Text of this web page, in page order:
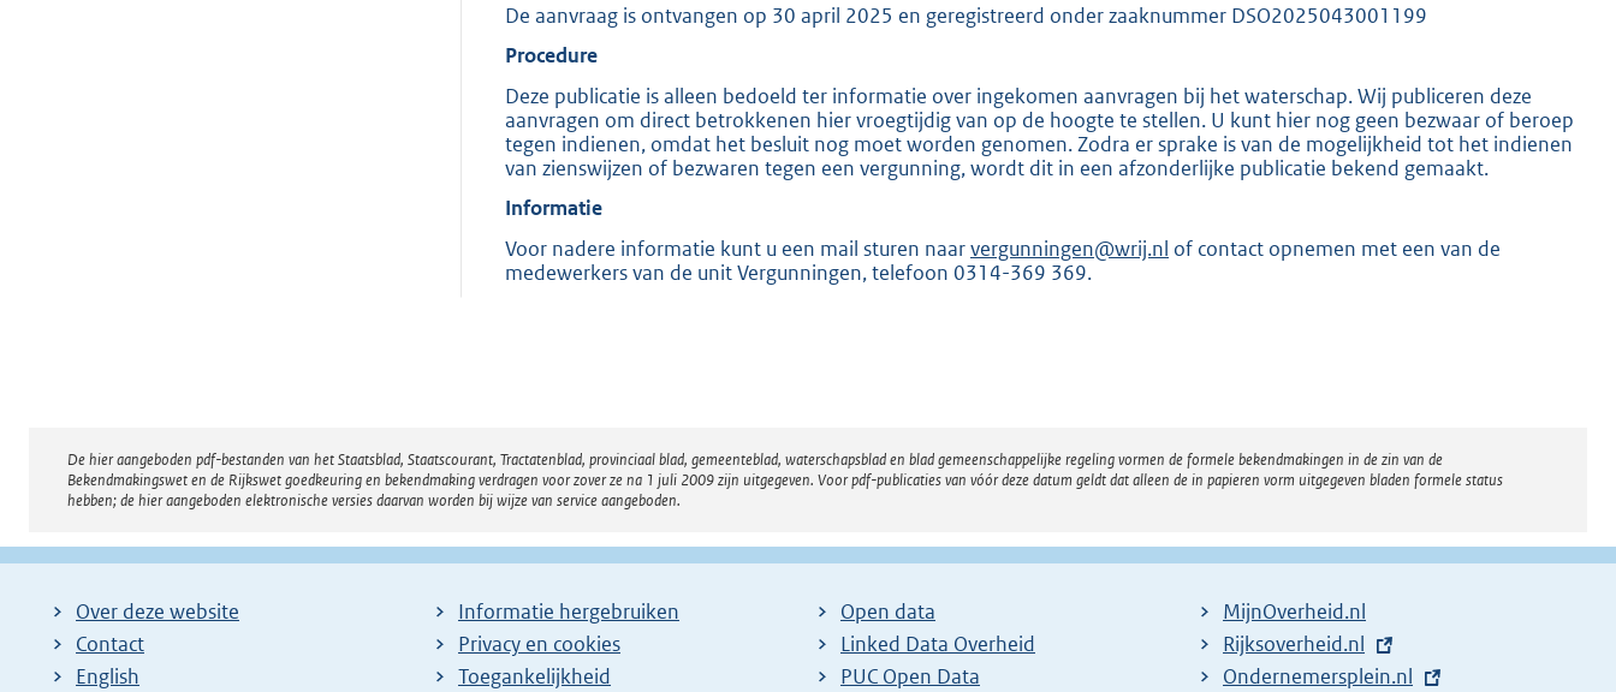
r
t
t
e
2
0
De aanvraag is ontvangen op 30 april 2025 en geregistreerd onder zaaknummer DSO2025043001199
Procedure
Deze publicatie is alleen bedoeld ter informatie over ingekomen aanvragen bij het waterschap. Wij publiceren deze
aanvragen om direct betrokkenen hier vroegtijdig van op de hoogte te stellen. U kunt hier nog geen bezwaar of beroep
tegen indienen, omdat het besluit nog moet worden genomen. Zodra er sprake is van de mogelijkheid tot het indienen
van zienswijzen of bezwaren tegen een vergunning, wordt dit in een afzonderlijke publicatie bekend gemaakt.
Informatie
Voor nadere informatie kunt u een mail sturen naarvergunningen@wrij.nl of contact opnemen met een van de
medewerkers van de unit Vergunningen, telefoon 0314-369 369.
Disclaimer
De hier aangeboden pdf-bestanden van het Staatsblad, Staatscourant, Tractatenblad, provinciaal blad, gemeenteblad, waterschapsblad en blad gemeenschappelijke regeling vormen de formele bekendmakingen in de zin van de
Bekendmakingswet en de Rijkswet goedkeuring en bekendmaking verdragen voor zover ze na 1 juli 2009 zijn uitgegeven. Voor pdf-publicaties van vóór deze datum geldt dat alleen de in papieren vorm uitgegeven bladen formele status
hebben; de hier aangeboden elektronische versies daarvan worden bij wijze van service aangeboden.
Over deze website
Contact
English
Informatie hergebruiken
Privacy en cookies
Toegankelijkheid
Open data
Linked Data Overheid
PUC Open Data
MijnOverheid.nl
E
x
Rijksoverheid.nl
E
Ondernemersplein.nl